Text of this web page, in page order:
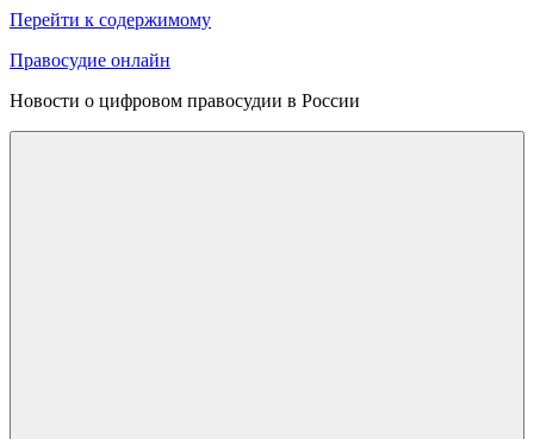
Перейти к содержимому
Правосудие онлайн
Новости о цифровом правосудии в России